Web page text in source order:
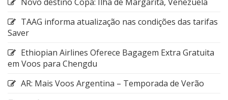
TAAG informa atualização nas condições das tarifas
Saver
Ethiopian Airlines Oferece Bagagem Extra Gratuita
em Voos para Chengdu
AR: Mais Voos Argentina – Temporada de Verão